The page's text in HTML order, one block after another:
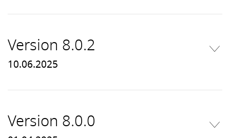
Version 8.0.2
10.06.2025
Version 8.0.0